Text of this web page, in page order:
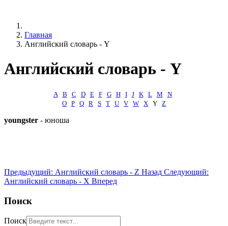
Главная
Английский словарь - Y
Английский словарь - Y
А B C D E F G H I J K L M
N
O P Q R S T U V W X Y Z
youngster - юноша
Предыдущий: Английский словарь - Z Назад Следующий:
Английский словарь - X Вперед
Поиск
Поиск